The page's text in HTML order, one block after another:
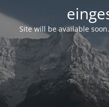
Site will be available